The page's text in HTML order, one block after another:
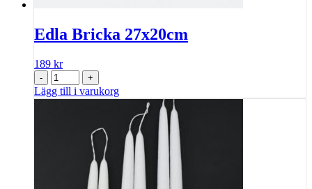
Edla Bricka 27x20cm
189 kr
- +
Lägg till i varukorg